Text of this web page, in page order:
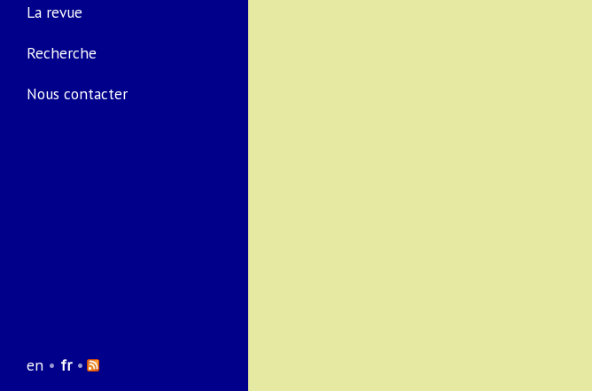
La revue
Recherche
Nous contacter
en • fr•